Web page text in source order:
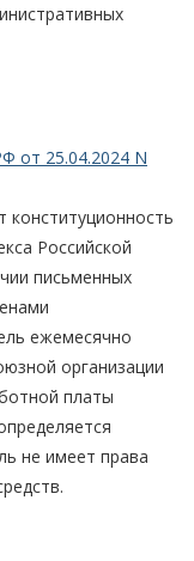
от 25.04.2024 N
Российской
письменных
ежемесячно
организации
платы
не имеет права